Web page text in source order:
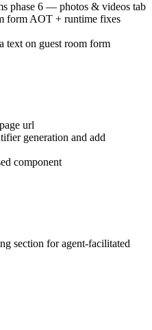
phase 6 — photos & videos tab
form AOT + runtime fixes
text on guest room form
url
generation and add
component
section for agent-facilitated